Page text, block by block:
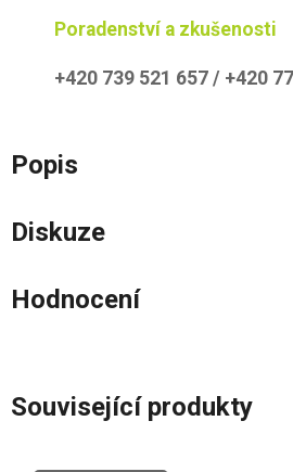
Poradenství a zkušenosti
+420 739 521 657 / +420
Popis
Diskuze
Hodnocení
Související produkty